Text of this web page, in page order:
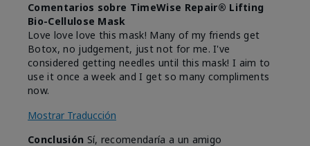
Comentarios sobre TimeWise Repair® Lifting
Bio-Cellulose Mask
Love love love this mask! Many of my friends get
Botox, no judgement, just not for me. I've
considered getting needles until this mask! I aim to
use it once a week and I get so many compliments
now.
Mostrar Traducción
Conclusión Sí, recomendaría a un amigo